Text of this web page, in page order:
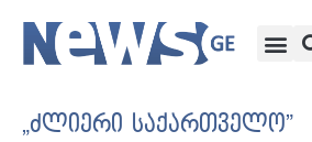
„ძლიერი საქართველო”